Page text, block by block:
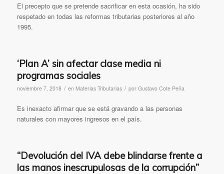
El precepto que se pretende sacrificar en esta ocasión, ha sido
respetado en todas las reformas tributarias posteriores al año
1995.
‘Plan A’ sin afectar clase media ni
programas sociales
noviembre 7, 2018 / en Materias Tributarias / por Gustavo Cote Peña
Es inexacto afirmar que se está gravando a las personas
naturales con mayores ingresos en el país.
“Devolución del IVA debe blindarse frente a
las manos inescrupulosas de la corrupción”